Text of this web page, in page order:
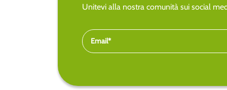
Unitevi alla nostra comunità sui social